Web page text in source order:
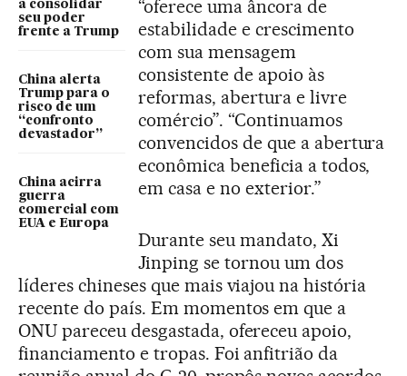
a consolidar
seu poder
frente a Trump
China alerta
Trump para o
risco de um
“confronto
devastador”
China acirra
guerra
comercial com
EUA e Europa
“oferece uma âncora de
estabilidade e crescimento
com sua mensagem
consistente de apoio às
reformas, abertura e livre
comércio”. “Continuamos
convencidos de que a abertura
econômica beneficia a todos,
em casa e no exterior.”
Durante seu mandato, Xi
Jinping se tornou um dos
líderes chineses que mais viajou na história
recente do país. Em momentos em que a
ONU pareceu desgastada, ofereceu apoio,
financiamento e tropas. Foi anfitrião da